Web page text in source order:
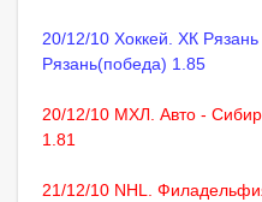
20/12/10 Хоккей. ХК
Рязань(победа) 1.85
20/12/10 МХЛ. Авто -
1.81
21/12/10 NHL.